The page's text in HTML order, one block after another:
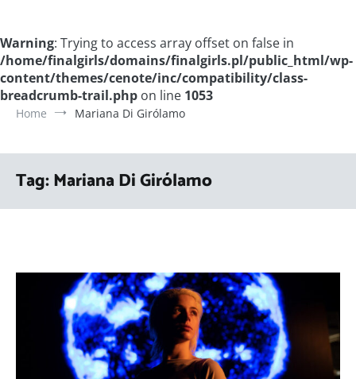
Warning: Trying to access array offset on false in
/home/finalgirls/domains/finalgirls.pl/public_html/wp-
content/themes/cenote/inc/compatibility/class-
breadcrumb-trail.php on line 1053
Home Mariana Di Girólamo
Tag:Mariana Di Girólamo